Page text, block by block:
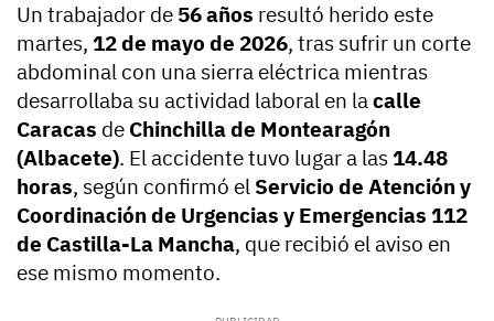
Un trabajador de 56 años resultó herido este
martes, 12 de mayo de 2026, tras sufrir un corte
abdominal con una sierra eléctrica mientras
desarrollaba su actividad laboral en lacalle
Caracas de Chinchilla de Montearagón
(Albacete). El accidente tuvo lugar a las 14.48
horas, según confirmó el Servicio de Atención y
Coordinación de Urgencias y Emergencias 112
de Castilla-La Mancha, que recibió el aviso en
ese mismo momento.